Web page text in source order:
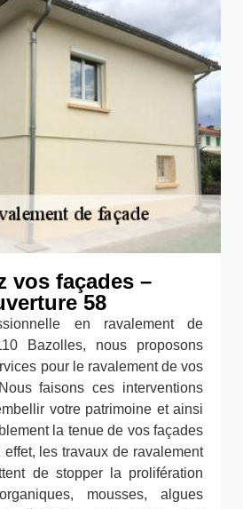
vos façades –
58
en ravalement de
Bazolles, nous proposons
pour le ravalement de vos
faisons ces interventions
votre patrimoine et ainsi
la tenue de vos façades
les travaux de ravalement
de stopper la prolifération
mousses, algues